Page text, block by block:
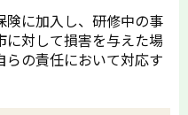
に加入し、研修中の事
対して損害を与えた場
の責任において対応す